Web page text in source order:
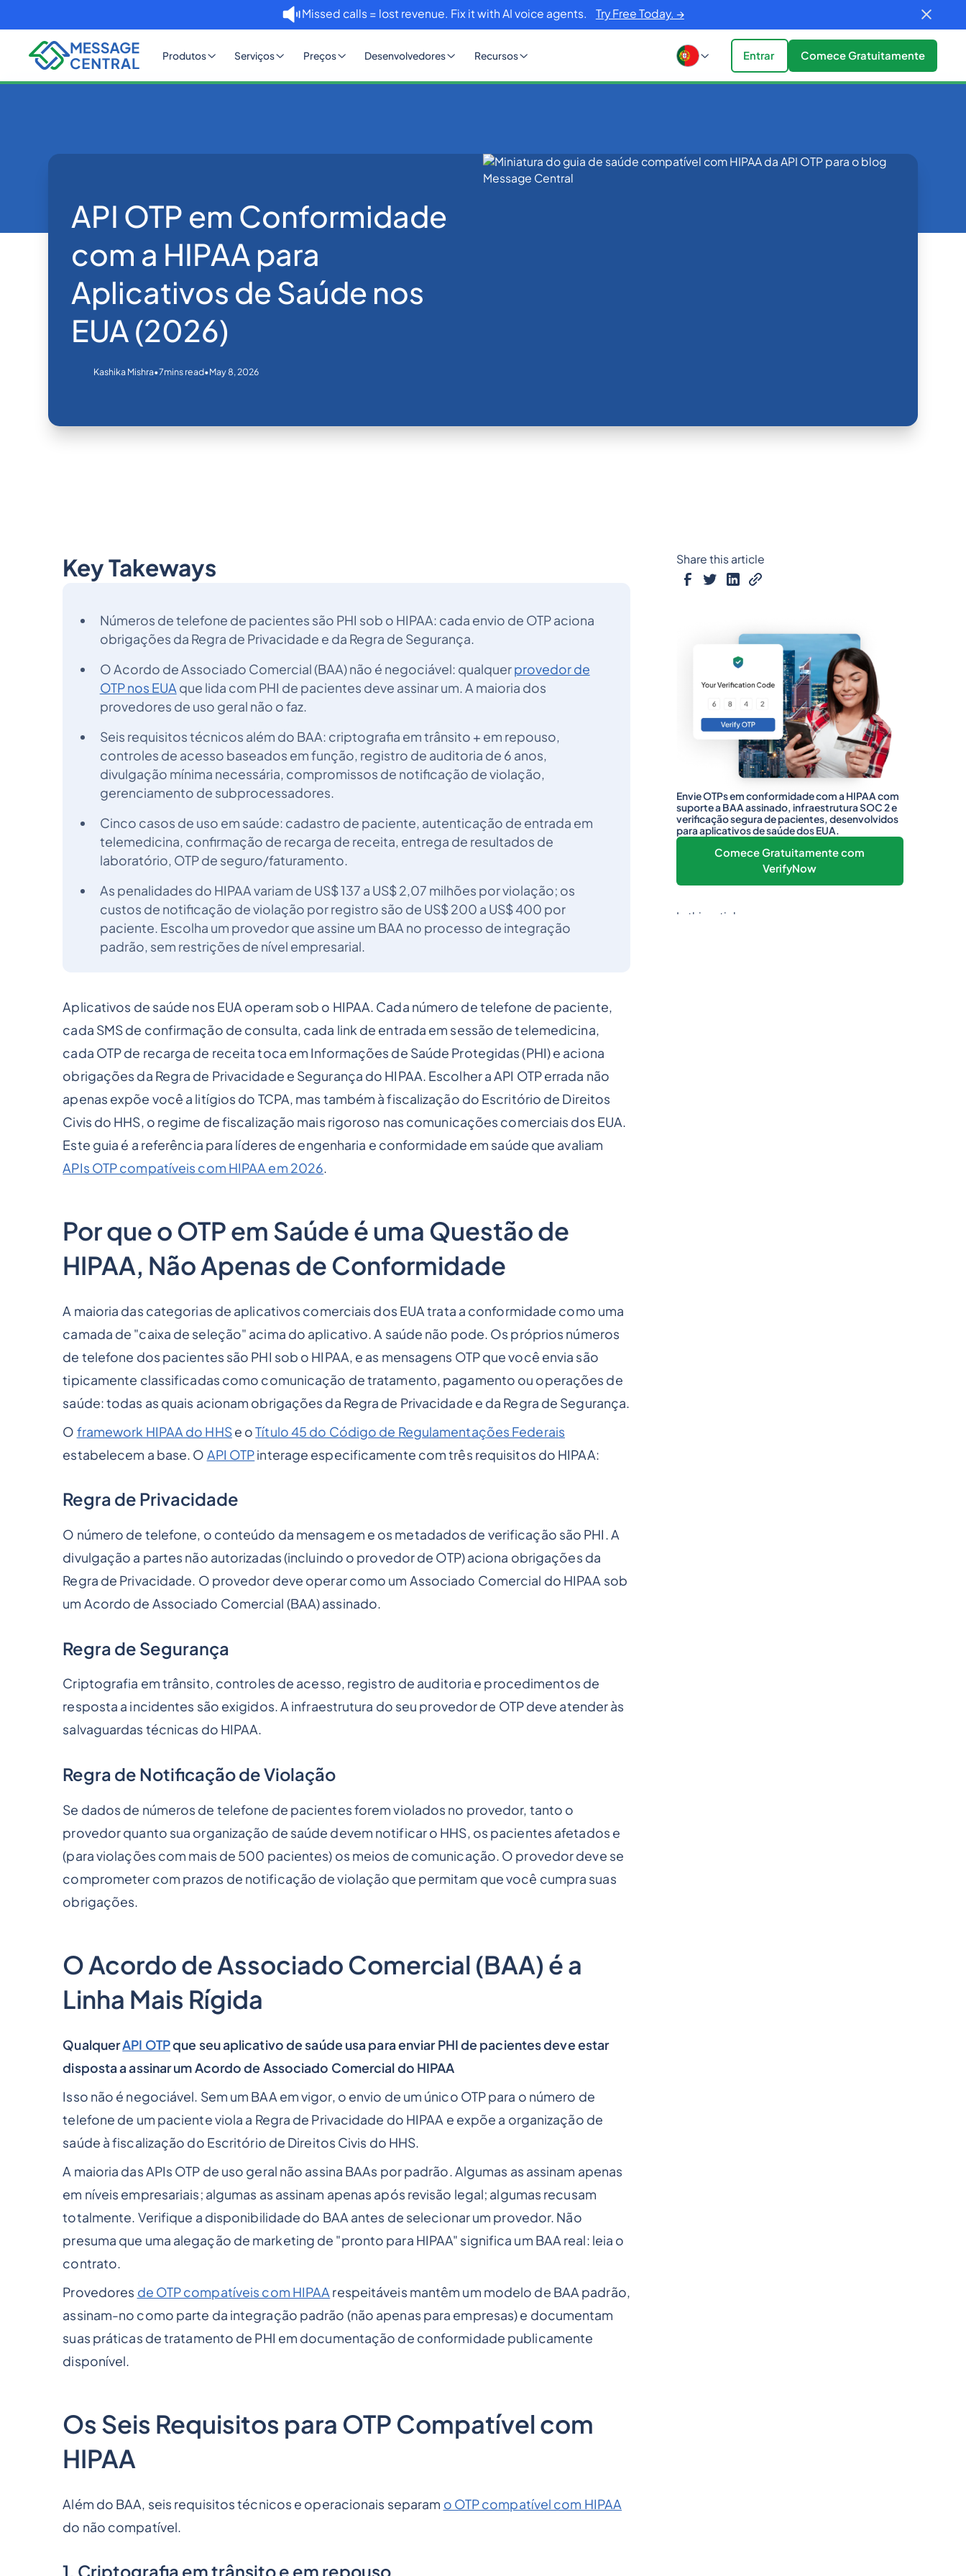
Missed calls = lost revenue. Fix it with AI voice agents. Try Free Today. →
Produtos Serviços Preços Desenvolvedores Recursos Entrar Comece Gratuitamente
API OTP em Conformidade
com a HIPAA para
Aplicativos de Saúde nos
EUA (2026)
Kashika Mishra•7mins read•May 8, 2026
Key Takeways
Números de telefone de pacientes são PHI sob o HIPAA: cada envio de OTP aciona
obrigações da Regra de Privacidade e da Regra de Segurança.
O Acordo de Associado Comercial (BAA) não é negociável: qualquerprovedor de
OTP nos EUA que lida com PHI de pacientes deve assinar um. A maioria dos
provedores de uso geral não o faz.
Seis requisitos técnicos além do BAA: criptografia em trânsito + em repouso,
controles de acesso baseados em função, registro de auditoria de 6 anos,
divulgação mínima necessária, compromissos de notificação de violação,
gerenciamento de subprocessadores.
Cinco casos de uso em saúde: cadastro de paciente, autenticação de entrada em
telemedicina, confirmação de recarga de receita, entrega de resultados de
laboratório, OTP de seguro/faturamento.
As penalidades do HIPAA variam de US$ 137 a US$ 2,07 milhões por violação; os
custos de notificação de violação por registro são de US$ 200 a US$ 400 por
paciente. Escolha um provedor que assine um BAA no processo de integração
padrão, sem restrições de nível empresarial.
Aplicativos de saúde nos EUA operam sob o HIPAA. Cada número de telefone de paciente,
cada SMS de confirmação de consulta, cada link de entrada em sessão de telemedicina,
cada OTP de recarga de receita toca em Informações de Saúde Protegidas (PHI) e aciona
obrigações da Regra de Privacidade e Segurança do HIPAA. Escolher a API OTP errada não
apenas expõe você a litígios do TCPA, mas também à fiscalização do Escritório de Direitos
Civis do HHS, o regime de fiscalização mais rigoroso nas comunicações comerciais dos EUA.
Este guia é a referência para líderes de engenharia e conformidade em saúde que avaliam
APIs OTP compatíveis com HIPAA em 2026.
Por que o OTP em Saúde é uma Questão de
HIPAA, Não Apenas de Conformidade
A maioria das categorias de aplicativos comerciais dos EUA trata a conformidade como uma
camada de "caixa de seleção" acima do aplicativo. A saúde não pode. Os próprios números
de telefone dos pacientes são PHI sob o HIPAA, e as mensagens OTP que você envia são
tipicamente classificadas como comunicação de tratamento, pagamento ou operações de
saúde: todas as quais acionam obrigações da Regra de Privacidade e da Regra de Segurança.
O framework HIPAA do HHSe oTítulo 45 do Código de Regulamentações Federais
estabelecem a base. O API OTPinterage especificamente com três requisitos do HIPAA:
Regra de Privacidade
O número de telefone, o conteúdo da mensagem e os metadados de verificação são PHI. A
divulgação a partes não autorizadas (incluindo o provedor de OTP) aciona obrigações da
Regra de Privacidade. O provedor deve operar como um Associado Comercial do HIPAA sob
um Acordo de Associado Comercial (BAA) assinado.
Regra de Segurança
Criptografia em trânsito, controles de acesso, registro de auditoria e procedimentos de
resposta a incidentes são exigidos. A infraestrutura do seu provedor de OTP deve atender às
salvaguardas técnicas do HIPAA.
Regra de Notificação de Violação
Se dados de números de telefone de pacientes forem violados no provedor, tanto o
provedor quanto sua organização de saúde devem notificar o HHS, os pacientes afetados e
(para violações com mais de 500 pacientes) os meios de comunicação. O provedor deve se
comprometer com prazos de notificação de violação que permitam que você cumpra suas
obrigações.
O Acordo de Associado Comercial (BAA) é a
Linha Mais Rígida
QualquerAPI OTPque seu aplicativo de saúde usa para enviar PHI de pacientes deve estar
disposta a assinar um Acordo de Associado Comercial do HIPAA
Isso não é negociável. Sem um BAA em vigor, o envio de um único OTP para o número de
telefone de um paciente viola a Regra de Privacidade do HIPAA e expõe a organização de
saúde à fiscalização do Escritório de Direitos Civis do HHS.
A maioria das APIs OTP de uso geral não assina BAAs por padrão. Algumas as assinam apenas
em níveis empresariais; algumas as assinam apenas após revisão legal; algumas recusam
totalmente. Verifique a disponibilidade do BAA antes de selecionar um provedor. Não
presuma que uma alegação de marketing de "pronto para HIPAA" significa um BAA real: leia o
contrato.
Provedores de OTP compatíveis com HIPAA respeitáveis mantêm um modelo de BAA padrão,
assinam-no como parte da integração padrão (não apenas para empresas) e documentam
suas práticas de tratamento de PHI em documentação de conformidade publicamente
disponível.
Os Seis Requisitos para OTP Compatível com
HIPAA
Além do BAA, seis requisitos técnicos e operacionais separam o OTP compatível com HIPAA
do não compatível.
1. Criptografia em trânsito e em repouso
Share this article
Envie OTPs em conformidade com a HIPAA com
suporte a BAA assinado, infraestrutura SOC 2 e
verificação segura de pacientes, desenvolvidos
para aplicativos de saúde dos EUA.
Comece Gratuitamente com
VerifyNow
In this article